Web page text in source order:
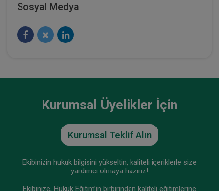
Medeni Hukuk Kongresi - VIII. Oturum
360 TL
Sosyal Medya
Kurumsal Üyelikler İçin
Kurumsal Teklif Alın
Ekibinizin hukuk bilgisini yükseltin, kaliteli içeriklerle size
yardımcı olmaya hazırız!
Ekibinize, Hukuk Eğitim’in birbirinden kaliteli eğitimlerine